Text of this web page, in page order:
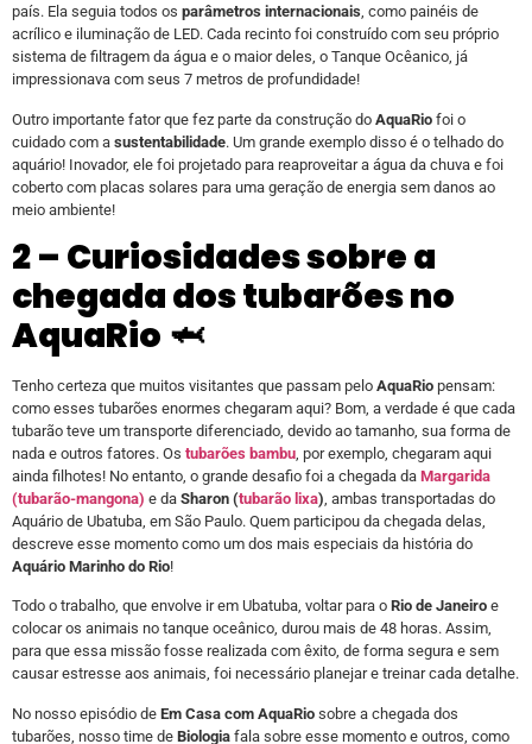
país. Ela seguia todos os parâmetros internacionais, como painéis de
acrílico e iluminação de LED. Cada recinto foi construído com seu próprio
sistema de filtragem da água e o maior deles, o Tanque Ocêanico, já
impressionava com seus 7 metros de profundidade!
Outro importante fator que fez parte da construção do AquaRio foi o
cuidado com a sustentabilidade. Um grande exemplo disso é o telhado do
aquário! Inovador, ele foi projetado para reaproveitar a água da chuva e foi
coberto com placas solares para uma geração de energia sem danos ao
meio ambiente!
2 – Curiosidades sobre a
chegada dos tubarões no
AquaRio 🦈
Tenho certeza que muitos visitantes que passam pelo AquaRio pensam:
como esses tubarões enormes chegaram aqui? Bom, a verdade é que cada
tubarão teve um transporte diferenciado, devido ao tamanho, sua forma de
nada e outros fatores. Os tubarões bambu , por exemplo, chegaram aqui
ainda filhotes! No entanto, o grande desafio foi a chegada da Margarida
(tubarão-mangona) e da Sharon (tubarão lixa) , ambas transportadas do
Aquário de Ubatuba, em São Paulo. Quem participou da chegada delas,
descreve esse momento como um dos mais especiais da história do
Aquário Marinho do Rio!
Todo o trabalho, que envolve ir em Ubatuba, voltar para o Rio de Janeiro e
colocar os animais no tanque oceânico, durou mais de 48 horas. Assim,
para que essa missão fosse realizada com êxito, de forma segura e sem
causar estresse aos animais, foi necessário planejar e treinar cada detalhe.
No nosso episódio de Em Casa com AquaRio sobre a chegada dos
tubarões, nosso time de Biologia fala sobre esse momento e outros, como